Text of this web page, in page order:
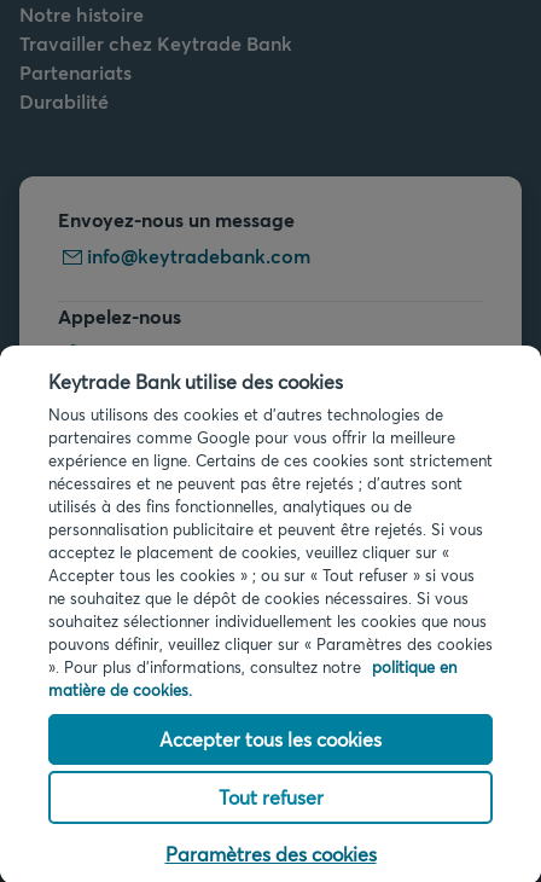
Notre histoire
Travailler chez Keytrade Bank
Partenariats
Durabilité
Envoyez-nous un message
info@keytradebank.com
Appelez-nous
+32 2 679 90 00
Vous avez des questions ?
Questions fréquentes
Infos légales
Privacy
Cookies
PSD2
Accessibilité
© 2026 Keytrade bank, succursale belge d'Arkéa Direct Bank SA (France),
filiale du Crédit Mutuel Arkéa
Keytrade Bank utilise des cookies
Nous utilisons des cookies et d'autres technologies de
partenaires comme Google pour vous offrir la meilleure
expérience en ligne. Certains de ces cookies sont strictement
nécessaires et ne peuvent pas être rejetés ; d'autres sont
utilisés à des fins fonctionnelles, analytiques ou de
personnalisation publicitaire et peuvent être rejetés. Si vous
acceptez le placement de cookies, veuillez cliquer sur «
Accepter tous les cookies » ; ou sur « Tout refuser » si vous
ne souhaitez que le dépôt de cookies nécessaires. Si vous
souhaitez sélectionner individuellement les cookies que nous
pouvons définir, veuillez cliquer sur « Paramètres des cookies
». Pour plus d'informations, consultez notre politique en
matière de cookies.
Accepter tous les cookies
Tout refuser
Paramètres des cookies